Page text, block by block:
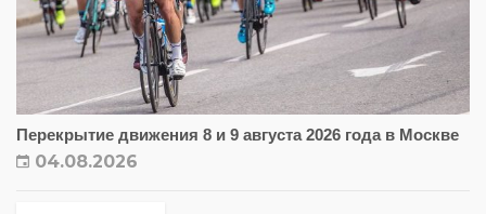
Перекрытие движения 8 и 9 августа 2026 года в Москве
04.08.2026